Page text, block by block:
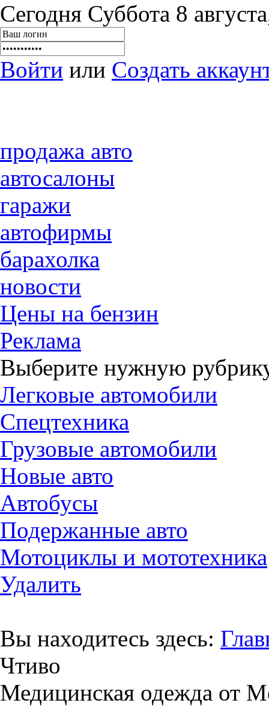
Сегодня Суббота 8
Войти или Создать
продажа авто
автосалоны
гаражи
автофирмы
барахолка
новости
Цены на бензин
Реклама
Выберите нужную
Легковые автомобили
Спецтехника
Грузовые автомобили
Новые авто
Автобусы
Подержанные авто
Мотоциклы и мототехника
Удалить
Вы находитесь здесь:
Чтиво
Медицинская одежда от